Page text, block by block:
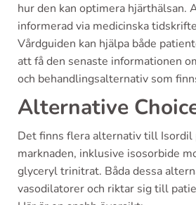
hur den kan optimera hjärthälsan.
informerad via medicinska
Vårdguiden kan hjälpa både
att få den senaste informationen
och behandlingsalternativ som
Alternative
Det finns flera alternativ till Isordil
marknaden, inklusive isosorbide
glyceryl trinitrat. Båda dessa
vasodilatorer och riktar sig till